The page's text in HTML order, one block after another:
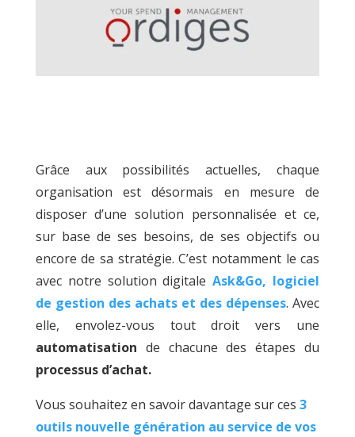
Grâce aux possibilités actuelles, chaque
organisation est désormais en mesure de
disposer d’une solution personnalisée et ce,
sur base de ses besoins, de ses objectifs ou
encore de sa stratégie. C’est notamment le cas
avec notre solution digitaleAsk&Go, logiciel
de gestion des achats et des dépenses. Avec
elle, envolez-vous tout droit vers une
automatisation de chacune des étapes du
processus d’achat.
Vous souhaitez en savoir davantage sur ces 3
outils nouvelle génération au service de vos